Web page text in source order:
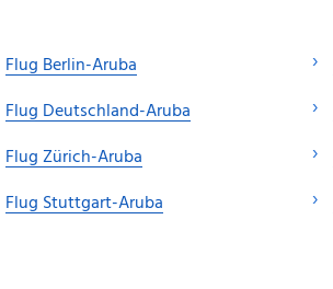
Flug Berlin-Aruba
Flug Deutschland-Aruba
Flug Zürich-Aruba
Flug Stuttgart-Aruba